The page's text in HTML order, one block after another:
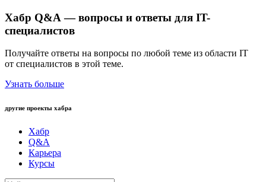
Хабр Q&A — вопросы и ответы для IT-
специалистов
Получайте ответы на вопросы по любой теме из области IT
от специалистов в этой теме.
Узнать больше
другие проекты хабра
Хабр
Q&A
Карьера
Курсы